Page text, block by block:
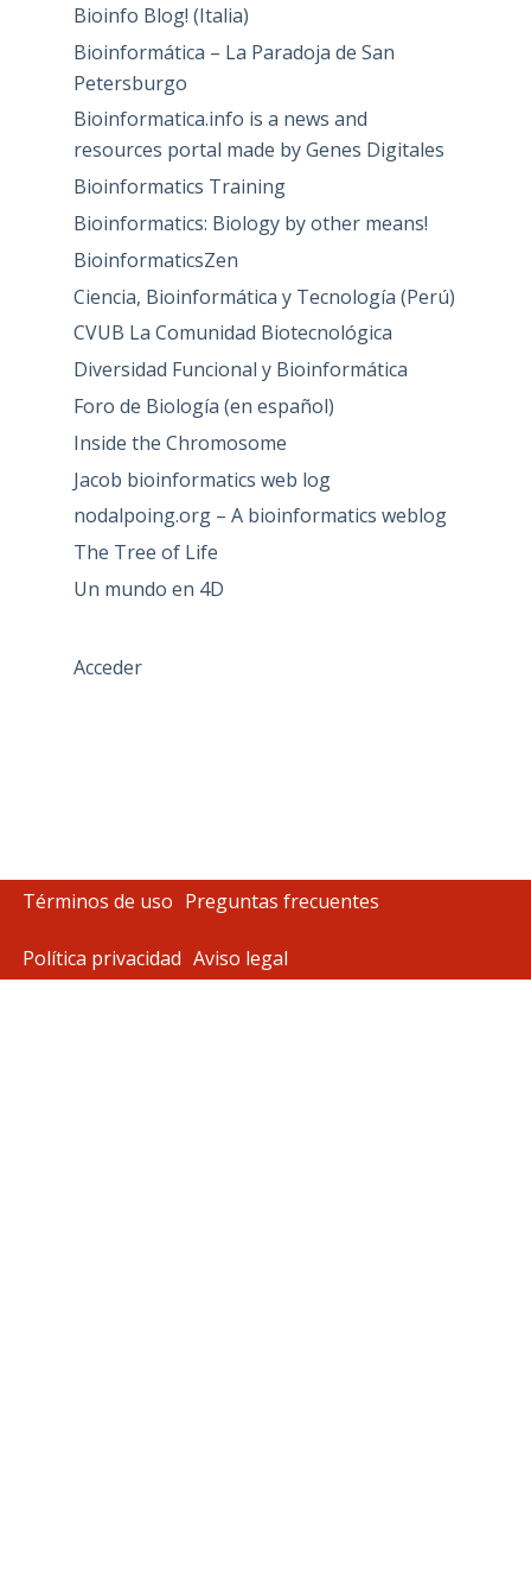
Bioinfo Blog! (Italia)
Bioinformática – La Paradoja de San
Petersburgo
Bioinformatica.info is a news and
resources portal made by Genes Digitales
Bioinformatics Training
Bioinformatics: Biology by other means!
BioinformaticsZen
Ciencia, Bioinformática y Tecnología (Perú)
CVUB La Comunidad Biotecnológica
Diversidad Funcional y Bioinformática
Foro de Biología (en español)
Inside the Chromosome
Jacob bioinformatics web log
nodalpoing.org – A bioinformatics weblog
The Tree of Life
Un mundo en 4D
Acceder
Términos de uso Preguntas frecuentes
Política privacidad Aviso legal